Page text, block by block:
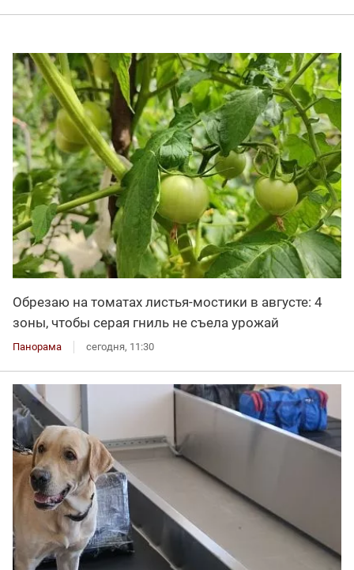
Обрезаю на томатах листья-мостики в августе: 4
зоны, чтобы серая гниль не съела урожай
Панорама сегодня, 11:30